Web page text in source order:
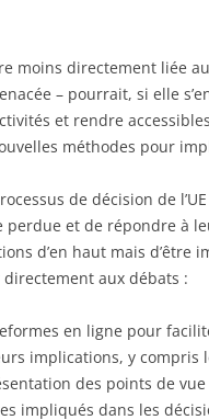
moins directement liée
– pourrait, si elle
et rendre
méthodes pour
de décision de
perdue et de répondre à
d’en haut mais d’être
aux débats :
en ligne pour
implications, y compris
des points de
impliqués dans les